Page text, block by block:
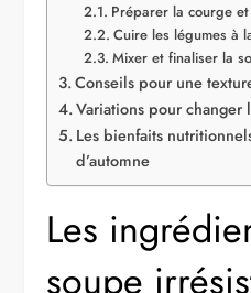
Préparer la courge
Cuire les légumes à
Mixer et finaliser la
Conseils pour une
Variations pour changer
Les bienfaits
d’automne
Les
soupe